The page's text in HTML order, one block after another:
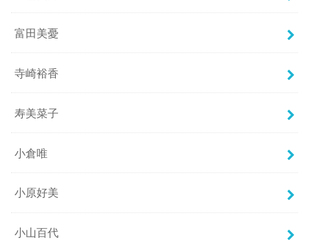
富田美憂
寺崎裕香
寿美菜子
小倉唯
小原好美
小山百代